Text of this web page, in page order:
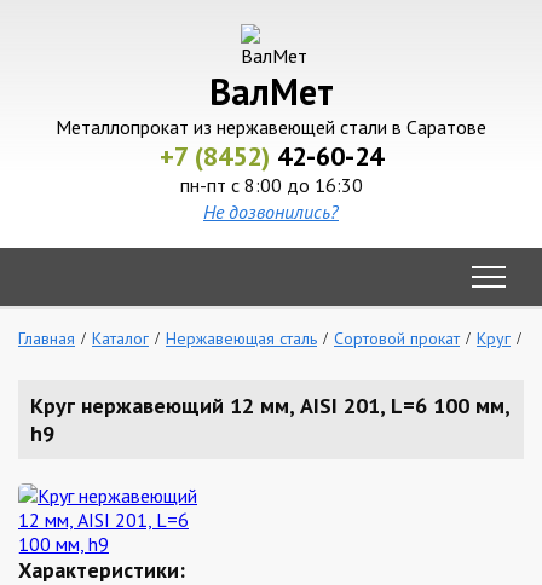
ВалМет
Металлопрокат из нержавеющей стали в Саратове
+7 (8452) 42-60-24
пн-пт с 8:00 до 16:30
Не дозвонились?
Главная Каталог Нержавеющая сталь Сортовой прокат Круг
Круг нержавеющий 12 мм, AISI 201, L=6 100 мм,
h9
Характеристики: